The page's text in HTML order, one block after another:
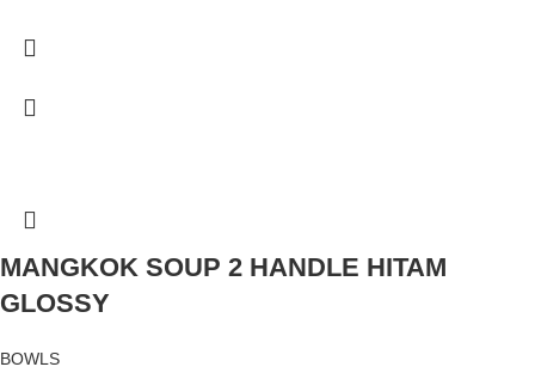
MANGKOK SOUP 2 HANDLE HITAM
GLOSSY
BOWLS